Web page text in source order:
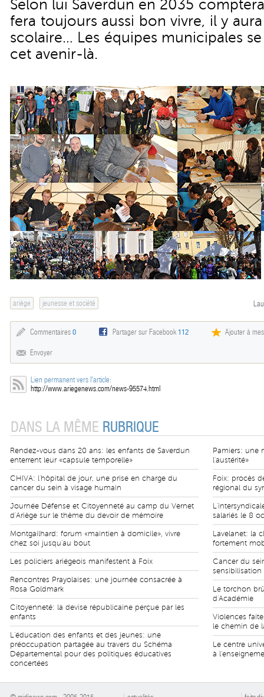
Selon lui Saverdun en 2035
fera toujours aussi bon vivre, il y
scolaire… Les équipes municipales
cet avenir-là.
ariège jeunesse et société
Commentaires 0 Partager sur Facebook112 Ajouter à
Envoyer
Lien permanent vers l'article:
http://www.ariegenews.com/news-95574.html
DANS LA MÊME RUBRIQUE
Rendez-vous dans 20 ans: les enfants de Saverdun
enterrent leur «capsule temporelle»
CHIVA: l'hôpital de jour, une prise en charge du
cancer du sein à visage humain
Journée Défense et Citoyenneté au camp du Vernet
d'Ariège sur le thème du devoir de mémoire
Montgailhard: forum «maintien à domicile», vivre
chez soi jusqu'au bout
Les policiers ariégeois manifestent à Foix
Rencontres Prayolaises: une journée consacrée à
Rosa Goldmark
Citoyenneté: la devise républicaine perçue par les
enfants
L'éducation des enfants et des jeunes: une
préoccupation partagée au travers du Schéma
Départemental pour des politiques éducatives
concertées
Pamiers: une
l'austérité»
Foix: procès
régional du
salariés le 8
Lavelanet: la
fortement
Cancer du
sensibilisation
Le torchon
d'Académie
Violences
le chemin de
Le centre
à